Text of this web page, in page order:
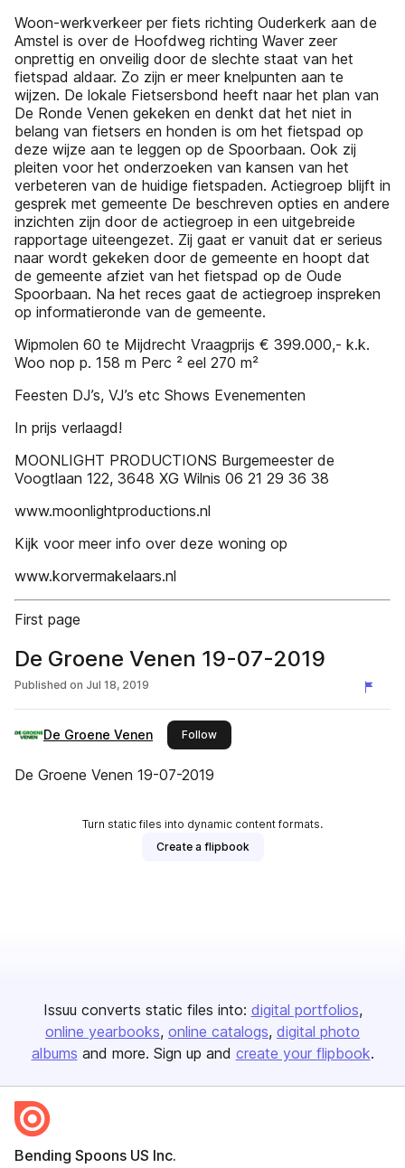
Woon-werkverkeer per fiets richting Ouderkerk aan de
Amstel is over de Hoofdweg richting Waver zeer
onprettig en onveilig door de slechte staat van het
fietspad aldaar. Zo zijn er meer knelpunten aan te
wijzen. De lokale Fietsersbond heeft naar het plan van
De Ronde Venen gekeken en denkt dat het niet in
belang van fietsers en honden is om het fietspad op
deze wijze aan te leggen op de Spoorbaan. Ook zij
pleiten voor het onderzoeken van kansen van het
verbeteren van de huidige fietspaden. Actiegroep blijft in
gesprek met gemeente De beschreven opties en andere
inzichten zijn door de actiegroep in een uitgebreide
rapportage uiteengezet. Zij gaat er vanuit dat er serieus
naar wordt gekeken door de gemeente en hoopt dat
de gemeente afziet van het fietspad op de Oude
Spoorbaan. Na het reces gaat de actiegroep inspreken
op informatieronde van de gemeente.
Wipmolen 60 te Mijdrecht Vraagprijs € 399.000,- k.k.
Woo nop p. 158 m Perc ² eel 270 m²
Feesten DJ’s, VJ’s etc Shows Evenementen
In prijs verlaagd!
MOONLIGHT PRODUCTIONS Burgemeester de
Voogtlaan 122, 3648 XG Wilnis 06 21 29 36 38
www.moonlightproductions.nl
Kijk voor meer info over deze woning op
www.korvermakelaars.nl
First page
De Groene Venen 19-07-2019
Published on Jul 18, 2019
De Groene Venen Followthis publisher
De Groene Venen 19-07-2019
Turn static files into dynamic content formats.
Create a flipbook
Issuu converts static files into: digital portfolios
online yearbooks online catalogs digital photo
albums and more. Sign up and create your flipbook.
Bending Spoons US Inc.